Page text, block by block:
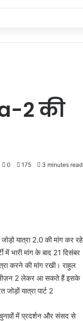
2 की
0 175 3 minutes read
यात्रा 2.0 की मांग कर रहे
भारी मांग के बाद 21 दिसंबर
करने की मांग रखी। राहुल
का सीज़न 2 लेकर आ सकते हैं इसके
यात्रा पार्ट 2
चुनावों में प्रदर्शन और संसद से